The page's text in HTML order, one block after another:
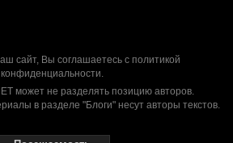
сайт, Вы соглашаетесь с политикой
конфиденциальности.
может не разделять позицию авторов.
в разделе "Блоги" несут авторы текстов.